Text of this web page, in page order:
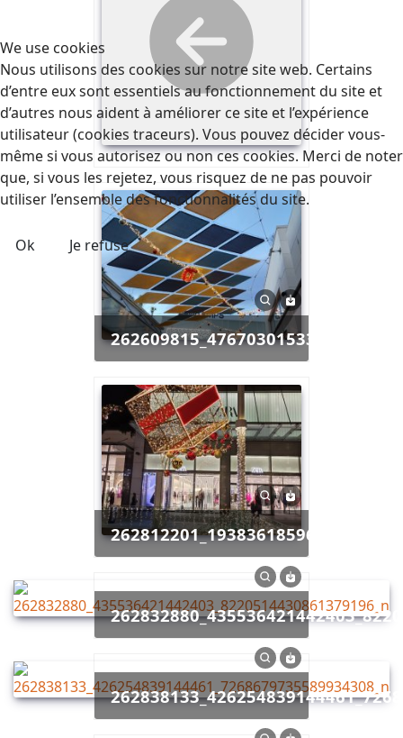
We use cookies
Nous utilisons des cookies sur notre site web. Certains
d’entre eux sont essentiels au fonctionnement du site et
d’autres nous aident à améliorer ce site et l’expérience
utilisateur (cookies traceurs). Vous pouvez décider vous-
même si vous autorisez ou non ces cookies. Merci de noter
que, si vous les rejetez, vous risquez de ne pas pouvoir
utiliser l’ensemble des fonctionnalités du site.
Ok Je refuse